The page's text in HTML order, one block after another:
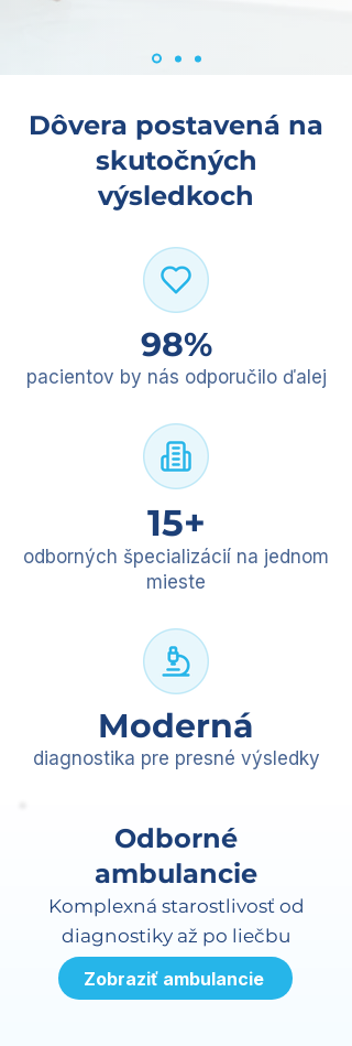
Dôvera postavená na
skutočných
výsledkoch
98%
pacientov by nás odporučilo ďalej
15+
odborných špecializácií na jednom
mieste
Moderná
diagnostika pre presné výsledky
Odborné
ambulancie
Komplexná starostlivosť od
diagnostiky až po liečbu
Zobraziť ambulancie